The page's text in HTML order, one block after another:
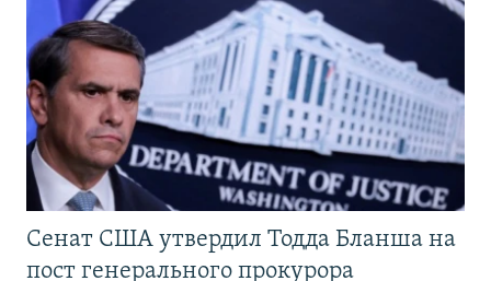
Сенат США утвердил Тодда Бланша на
пост генерального прокурора